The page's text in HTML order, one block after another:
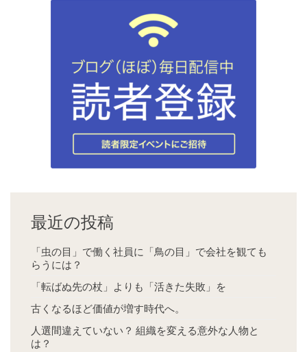
最近の投稿
「虫の目」で働く社員に「鳥の目」で会社を観ても
らうには？
「転ばぬ先の杖」よりも「活きた失敗」を
古くなるほど価値が増す時代へ。
人選間違えていない？ 組織を変える意外な人物と
は？